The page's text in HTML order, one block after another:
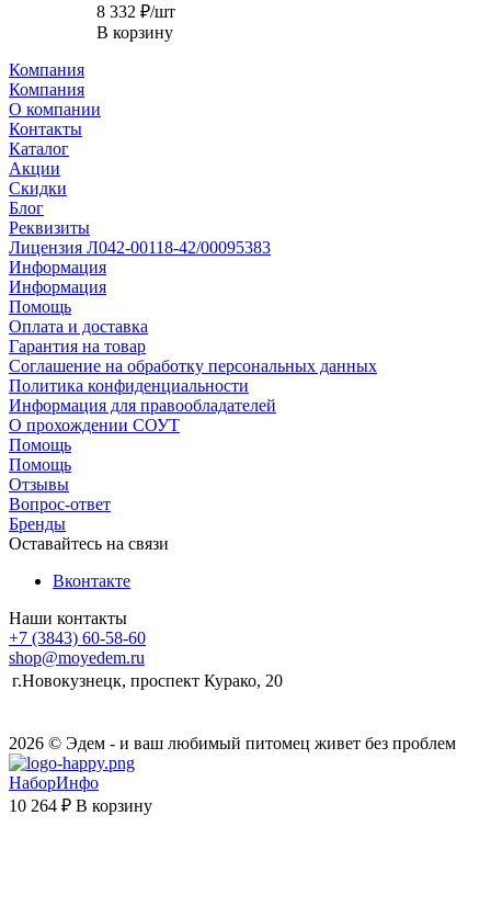
8 332 ₽/шт
В корзину
Компания
Компания
О компании
Контакты
Каталог
Акции
Скидки
Блог
Реквизиты
Лицензия Л042-00118-42/00095383
Информация
Информация
Помощь
Оплата и доставка
Гарантия на товар
Соглашение на обработку персональных данных
Политика конфиденциальности
Информация для правообладателей
О прохождении СОУТ
Помощь
Помощь
Отзывы
Вопрос-ответ
Бренды
Оставайтесь на связи
Вконтакте
Наши контакты
+7 (3843) 60-58-60
shop@moyedem.ru
г.Новокузнецк, проспект Курако, 20
2026 © Эдем - и ваш любимый питомец живет без проблем
НаборИнфо
10 264 ₽ В корзину